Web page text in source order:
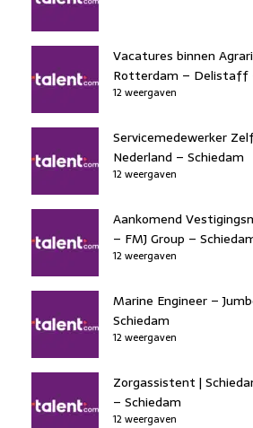
Vacatures binnen
Rotterdam – Delistaff
12 weergaven
Servicemedewerker
Nederland – Schiedam
12 weergaven
Aankomend
– FMJ Group –
12 weergaven
Marine Engineer –
Schiedam
12 weergaven
Zorgassistent |
– Schiedam
12 weergaven